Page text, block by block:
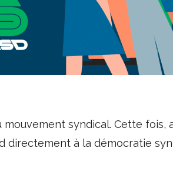
mouvement syndical. Cette
directement à la démocratie